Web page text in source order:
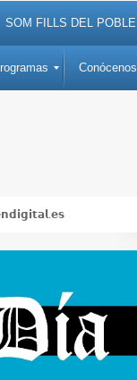
SOM FILLS DEL POBLE
Conócenos